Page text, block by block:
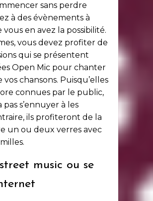
sans perdre
à des évènements à
en avez la possibilité.
vous devez profiter de
qui se présentent
Open Mic pour chanter
chansons. Puisqu’elles
connues par le public,
s’ennuyer à les
ils profiteront de la
un ou deux verres avec
music ou se